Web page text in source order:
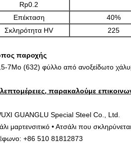
Rp0.2
Επέκταση 40%
Σκληρότητα HV
225
παροχής
7Mo (632) φύλλο από ανοξείδωτο
παρακαλούμε
GUANGLU Special Steel Co., Ltd.
μαρτενσιτικό • Ατσάλι που
+86 510 81812873